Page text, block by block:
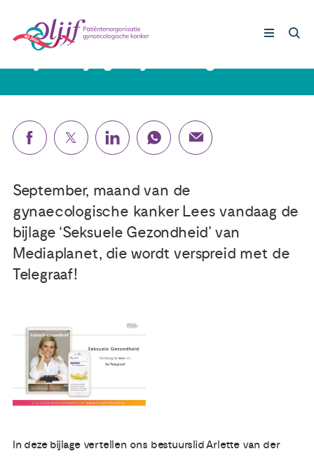
Nieuws
Publicaties
Ervaringsdeskundigheid
Gynaecologische kankers
Lotgenoten
Steun ons
4 september 2019
September, maand van de
gynaecologische kanker Lees vandaag de
bijlage ‘Seksuele Gezondheid’ van
Mediaplanet, die wordt verspreid met de
Telegraaf!
In deze bijlage vertellen ons bestuurslid Arlette van der